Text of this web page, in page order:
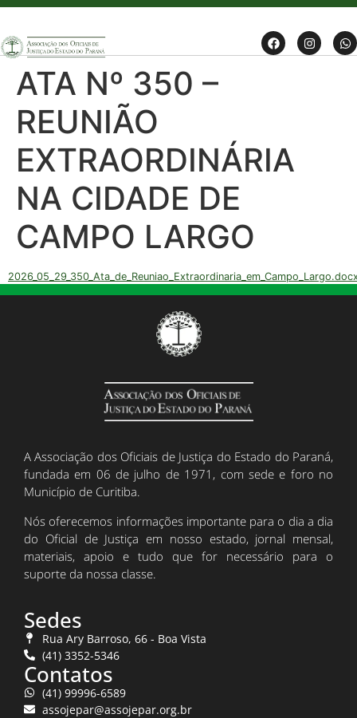
ATA Nº 350 –
REUNIÃO
EXTRAORDINÁRIA
NA CIDADE DE
CAMPO LARGO
A Associação dos Oficiais de Justiça do Estado do Paraná,
fundada em 06 de julho de 1971, com sede e foro no
Município de Curitiba.
Nós oferecemos informações importante para o dia a dia
do Oficial de Justiça em nosso estado, jornal mensal,
materiais, apoio e tudo que for necessário para o
suporte da nossa classe.
Sedes
Rua Ary Barroso, 66 - Boa Vista
(41) 3352-5346
Contatos
(41) 99996-6589
assojepar@assojepar.org.br